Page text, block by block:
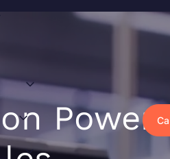
Power